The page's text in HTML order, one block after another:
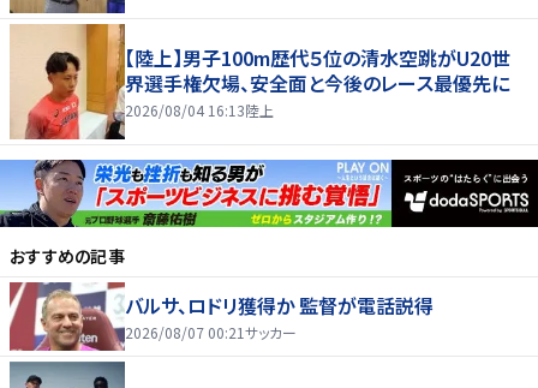
【陸上】男子100m歴代５位の清水空跳がU20世
界選手権欠場、安全面と今後のレース最優先に
2026/08/04 16:13陸上
おすすめの記事
バルサ、ロドリ獲得か 監督が電話説得
2026/08/07 00:21サッカー